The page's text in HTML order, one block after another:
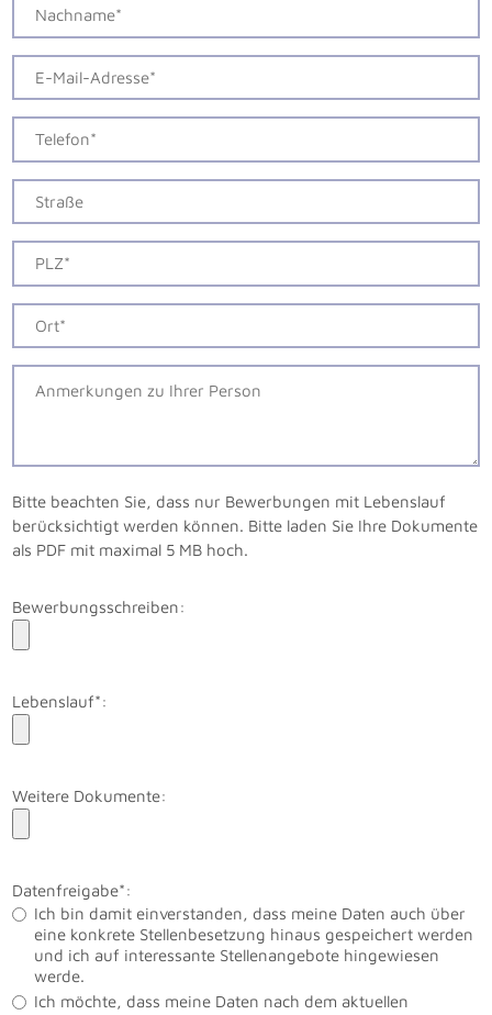
Bitte beachten Sie, dass nur Bewerbungen mit Lebenslauf
berücksichtigt werden können. Bitte laden Sie Ihre Dokumente
als PDF mit maximal 5 MB hoch.
Bewerbungsschreiben:
Lebenslauf*:
Weitere Dokumente:
Datenfreigabe*:
Ich bin damit einverstanden, dass meine Daten auch über
eine konkrete Stellenbesetzung hinaus gespeichert werden
und ich auf interessante Stellenangebote hingewiesen
werde.
Ich möchte, dass meine Daten nach dem aktuellen